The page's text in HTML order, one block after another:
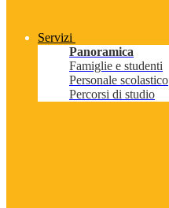
Servizi
Panoramica
Famiglie e studenti
Personale scolastico
Percorsi di studio